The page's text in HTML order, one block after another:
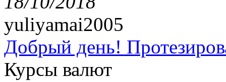
yuliyamai2005
Добрый день!
Курсы валют